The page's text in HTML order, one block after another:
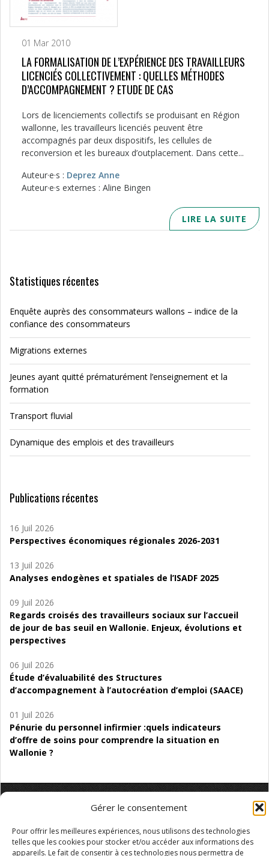
Gérer le consentement
Pour offrir les meilleures expériences, nous utilisons des technologies
telles que les cookies pour stocker et/ou accéder aux informations des
appareils. Le fait de consentir à ces technologies nous permettra de
01 Mar 2010
LA FORMALISATION DE L’EXPÉRIENCE DES TRAVAILLEURS
LICENCIÉS COLLECTIVEMENT : QUELLES MÉTHODES
D’ACCOMPAGNEMENT ? ETUDE DE CAS
Lors de licenciements collectifs se produisant en Région
wallonne, les travailleurs licenciés peuvent être
accompagnés par deux dispositifs, les cellules de
reconversion et les bureaux d’outplacement. Dans cette...
Auteur·e·s : Deprez Anne
Auteur·e·s externes : Aline Bingen
LIRE LA SUITE
Statistiques récentes
Enquête auprès des consommateurs wallons – indice de la
confiance des consommateurs
Migrations externes
Jeunes ayant quitté prématurément l’enseignement et la
formation
Transport fluvial
Dynamique des emplois et des travailleurs
Publications récentes
16 Juil 2026
Perspectives économiques régionales 2026-2031
13 Juil 2026
Analyses endogènes et spatiales de l’ISADF 2025
09 Juil 2026
Regards croisés des travailleurs sociaux sur l’accueil
de jour de bas seuil en Wallonie. Enjeux, évolutions et
perspectives
06 Juil 2026
Étude d’évaluabilité des Structures
d’accompagnement à l’autocréation d’emploi (SAACE)
01 Juil 2026
Pénurie du personnel infirmier :quels indicateurs
d’offre de soins pour comprendre la situation en
Wallonie ?